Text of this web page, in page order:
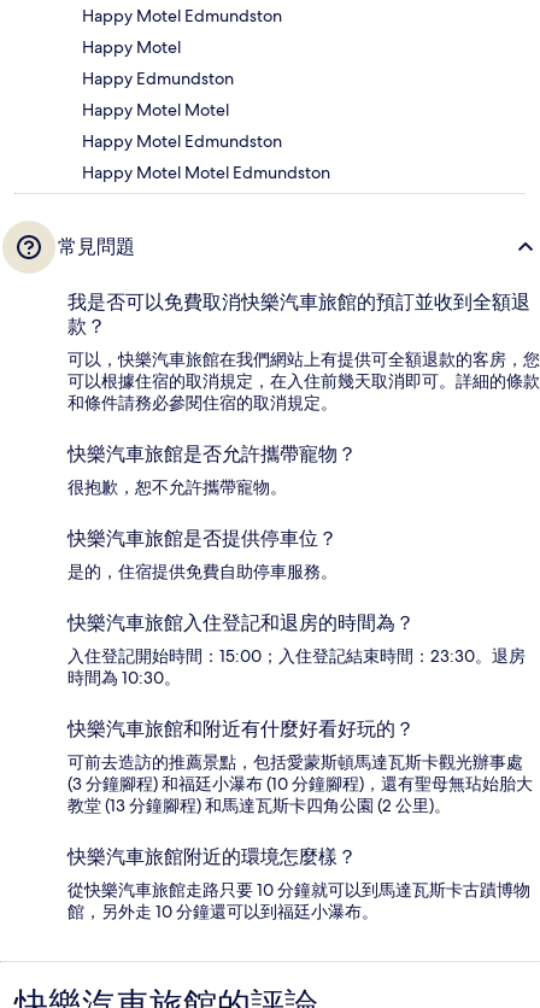
Happy Motel Edmundston
Happy Motel
Happy Edmundston
Happy Motel Motel
Happy Motel Edmundston
Happy Motel Motel Edmundston
常見問題
我是否可以免費取消快樂汽車旅館的預訂並收到全額退
款？
可以，快樂汽車旅館在我們網站上有提供可全額退款的客房，您
可以根據住宿的取消規定，在入住前幾天取消即可。詳細的條款
和條件請務必參閱住宿的取消規定。
快樂汽車旅館是否允許攜帶寵物？
很抱歉，恕不允許攜帶寵物。
快樂汽車旅館是否提供停車位？
是的，住宿提供免費自助停車服務。
快樂汽車旅館入住登記和退房的時間為？
入住登記開始時間：15:00；入住登記結束時間：23:30。退房
時間為 10:30。
快樂汽車旅館和附近有什麼好看好玩的？
可前去造訪的推薦景點，包括愛蒙斯頓馬達瓦斯卡觀光辦事處
(3 分鐘腳程) 和福廷小瀑布 (10 分鐘腳程)，還有聖母無玷始胎大
教堂 (13 分鐘腳程) 和馬達瓦斯卡四角公園 (2 公里)。
快樂汽車旅館附近的環境怎麼樣？
從快樂汽車旅館走路只要 10 分鐘就可以到馬達瓦斯卡古蹟博物
館，另外走 10 分鐘還可以到福廷小瀑布。